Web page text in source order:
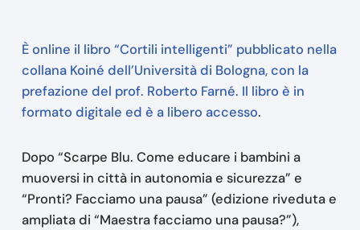
È online il libro “Cortili intelligenti” pubblicato nella
collana Koiné dell’Università di Bologna, con la
prefazione del prof. Roberto Farné. Il libro è in
formato digitale ed è a libero accesso.
Dopo “Scarpe Blu. Come educare i bambini a
muoversi in città in autonomia e sicurezza” e
“Pronti? Facciamo una pausa” (edizione riveduta e
ampliata di “Maestra facciamo una pausa?”),